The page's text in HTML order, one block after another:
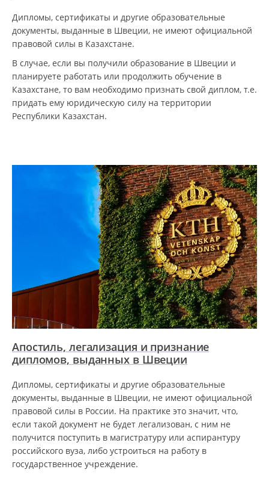
Дипломы, сертификаты и другие образовательные
документы, выданные в Швеции, не имеют официальной
правовой силы в Казахстане.
В случае, если вы получили образование в Швеции и
планируете работать или продолжить обучение в
Казахстане, то вам необходимо признать свой диплом, т.е.
придать ему юридическую силу на территории
Республики Казахстан.
Апостиль, легализация и признание
дипломов, выданных в Швеции
Дипломы, сертификаты и другие образовательные
документы, выданные в Швеции, не имеют официальной
правовой силы в России. На практике это значит, что,
если такой документ не будет легализован, с ним не
получится поступить в магистратуру или аспирантуру
российского вуза, либо устроиться на работу в
государственное учреждение.